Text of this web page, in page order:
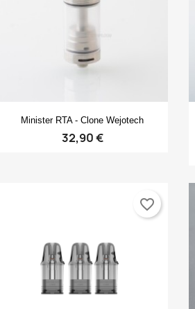
Anteprima
Minister RTA - Clone Wejotech
32,90 €
favorite_border